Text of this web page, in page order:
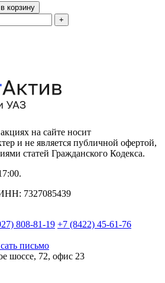
корзину
+
на сайте носит
и не является публичной офертой,
статей Гражданского Кодекса.
7327085439
808-81-19 +7 (8422) 45-61-76
письмо
шоссе, 72, офис 23